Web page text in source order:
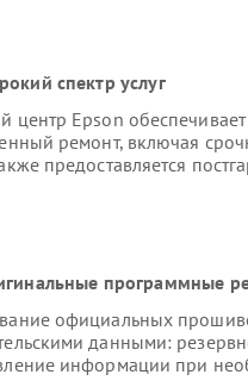
спектр услуг
центр Epson
ремонт, включая
предоставляется
программные
официальных
данными:
информации при